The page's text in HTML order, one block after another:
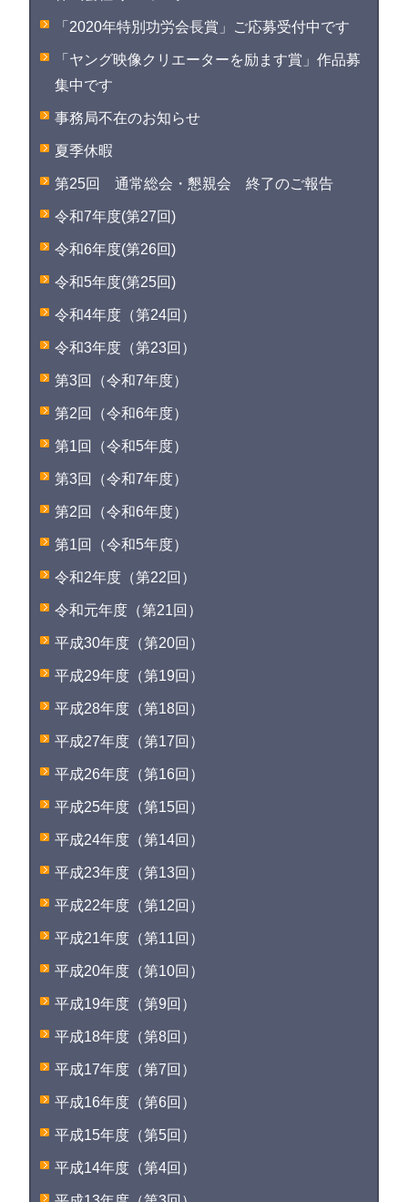
「2020年特別功労会長賞」ご応募受付中です
「ヤング映像クリエーターを励ます賞」作品募
集中です
事務局不在のお知らせ
夏季休暇
第25回 通常総会・懇親会 終了のご報告
令和7年度(第27回)
令和6年度(第26回)
令和5年度(第25回)
令和4年度（第24回）
令和3年度（第23回）
第3回（令和7年度）
第2回（令和6年度）
第1回（令和5年度）
第3回（令和7年度）
第2回（令和6年度）
第1回（令和5年度）
令和2年度（第22回）
令和元年度（第21回）
平成30年度（第20回）
平成29年度（第19回）
平成28年度（第18回）
平成27年度（第17回）
平成26年度（第16回）
平成25年度（第15回）
平成24年度（第14回）
平成23年度（第13回）
平成22年度（第12回）
平成21年度（第11回）
平成20年度（第10回）
平成19年度（第9回）
平成18年度（第8回）
平成17年度（第7回）
平成16年度（第6回）
平成15年度（第5回）
平成14年度（第4回）